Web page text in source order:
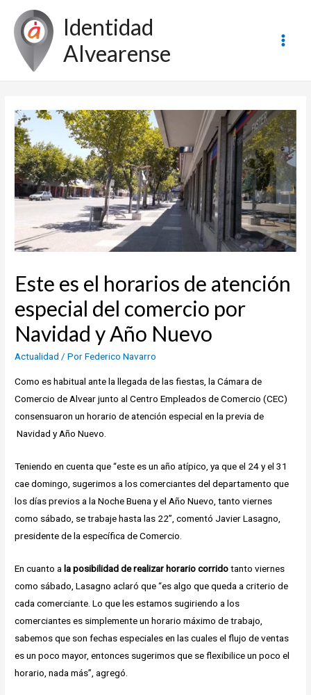
contenido
Identidad
Alvearense
Este es el horarios de atención
especial del comercio por
Navidad y Año Nuevo
Actualidad / PorFederico Navarro
Como es habitual ante la llegada de las fiestas, la Cámara de
Comercio de Alvear junto al Centro Empleados de Comercio (CEC)
consensuaron un horario de atención especial en la previa de
Navidad y Año Nuevo.
Teniendo en cuenta que “este es un año atípico, ya que el 24 y el 31
cae domingo, sugerimos a los comerciantes del departamento que
los días previos a la Noche Buena y el Año Nuevo, tanto viernes
como sábado, se trabaje hasta las 22”, comentó Javier Lasagno,
presidente de la específica de Comercio.
En cuanto ala posibilidad de realizar horario corridotanto viernes
como sábado, Lasagno aclaró que “es algo que queda a criterio de
cada comerciante. Lo que les estamos sugiriendo a los
comerciantes es simplemente un horario máximo de trabajo,
sabemos que son fechas especiales en las cuales el flujo de ventas
es un poco mayor, entonces sugerimos que se flexibilice un poco el
horario, nada más”, agregó.